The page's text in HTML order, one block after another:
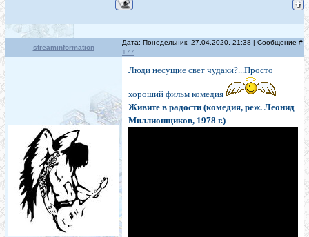
streaminformation
Дата: Понедельник, 27.04.2020, 21:38 | Сообщение #
177
Люди несущие свет чудаки?...Просто
хороший фильм комедия
Живите в радости (комедия, реж. Леонид
Миллионщиков, 1978 г.)